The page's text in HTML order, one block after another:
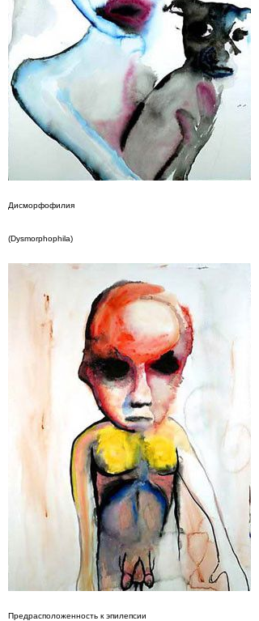
Дисморфофилия
(Dysmorphophila)
Предрасположенность к эпилепсии